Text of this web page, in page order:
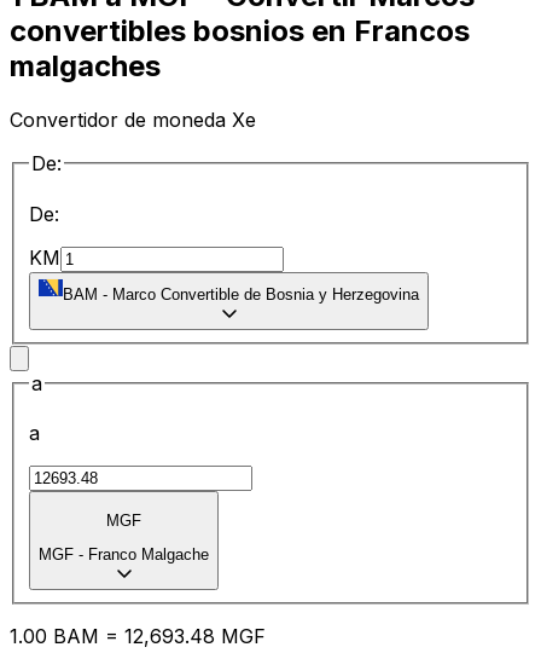
convertibles bosnios en Francos
malgaches
Convertidor de moneda Xe
De:
De:
KM
BAM - Marco Convertible de Bosnia y Herzegovina
a
a
MGF
MGF - Franco Malgache
1.00 BAM = 12,693.48 MGF